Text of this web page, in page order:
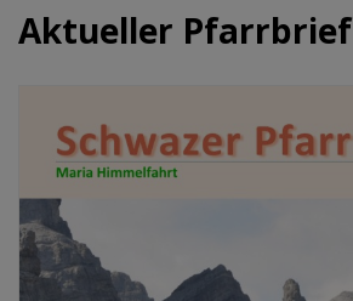
Aktueller Pfarrbrief